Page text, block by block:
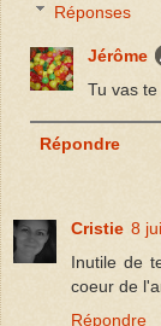
Réponses
Jérôme
Tu vas te
Répondre
Cristie 8
Inutile de
coeur de
Répondre